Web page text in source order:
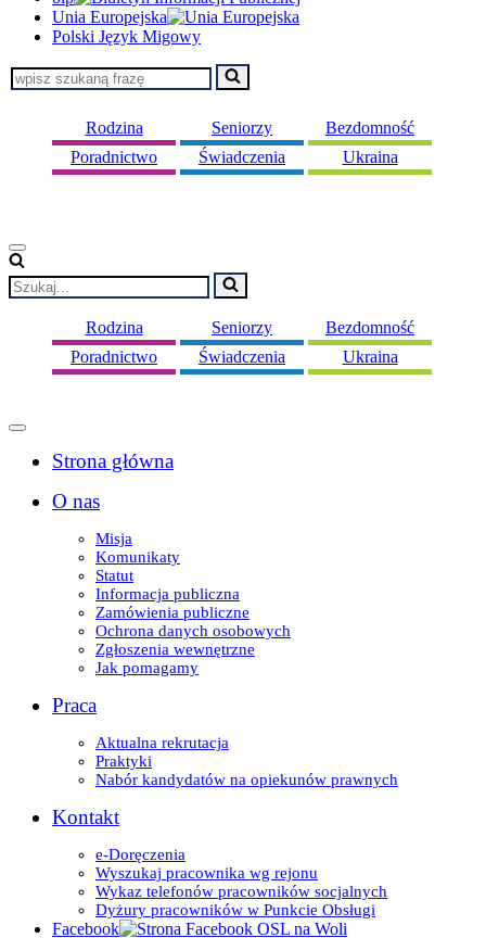
Unia Europejska
Polski Język Migowy
Szukaj...
Rodzina Seniorzy
Bezdomność
Poradnictwo
Świadczenia Ukraina
Menu
nawigacji
Szukaj...
Rodzina Seniorzy
Bezdomność
Poradnictwo
Świadczenia Ukraina
Menu
nawigacjiStrona główna
O nas
Misja
Komunikaty
Statut
Informacja publiczna
Zamówienia publiczne
Ochrona danych osobowych
Zgłoszenia wewnętrzne
Jak pomagamy
Praca
Aktualna rekrutacja
Praktyki
Nabór kandydatów na opiekunów prawnych
Kontakt
e-Doręczenia
Wyszukaj pracownika wg rejonu
Wykaz telefonów pracowników socjalnych
Dyżury pracowników w Punkcie Obsługi
Facebook